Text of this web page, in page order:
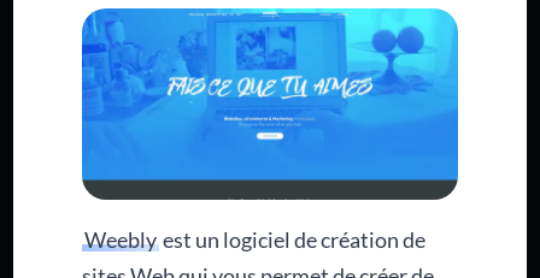
Weeblyest un logiciel de création de